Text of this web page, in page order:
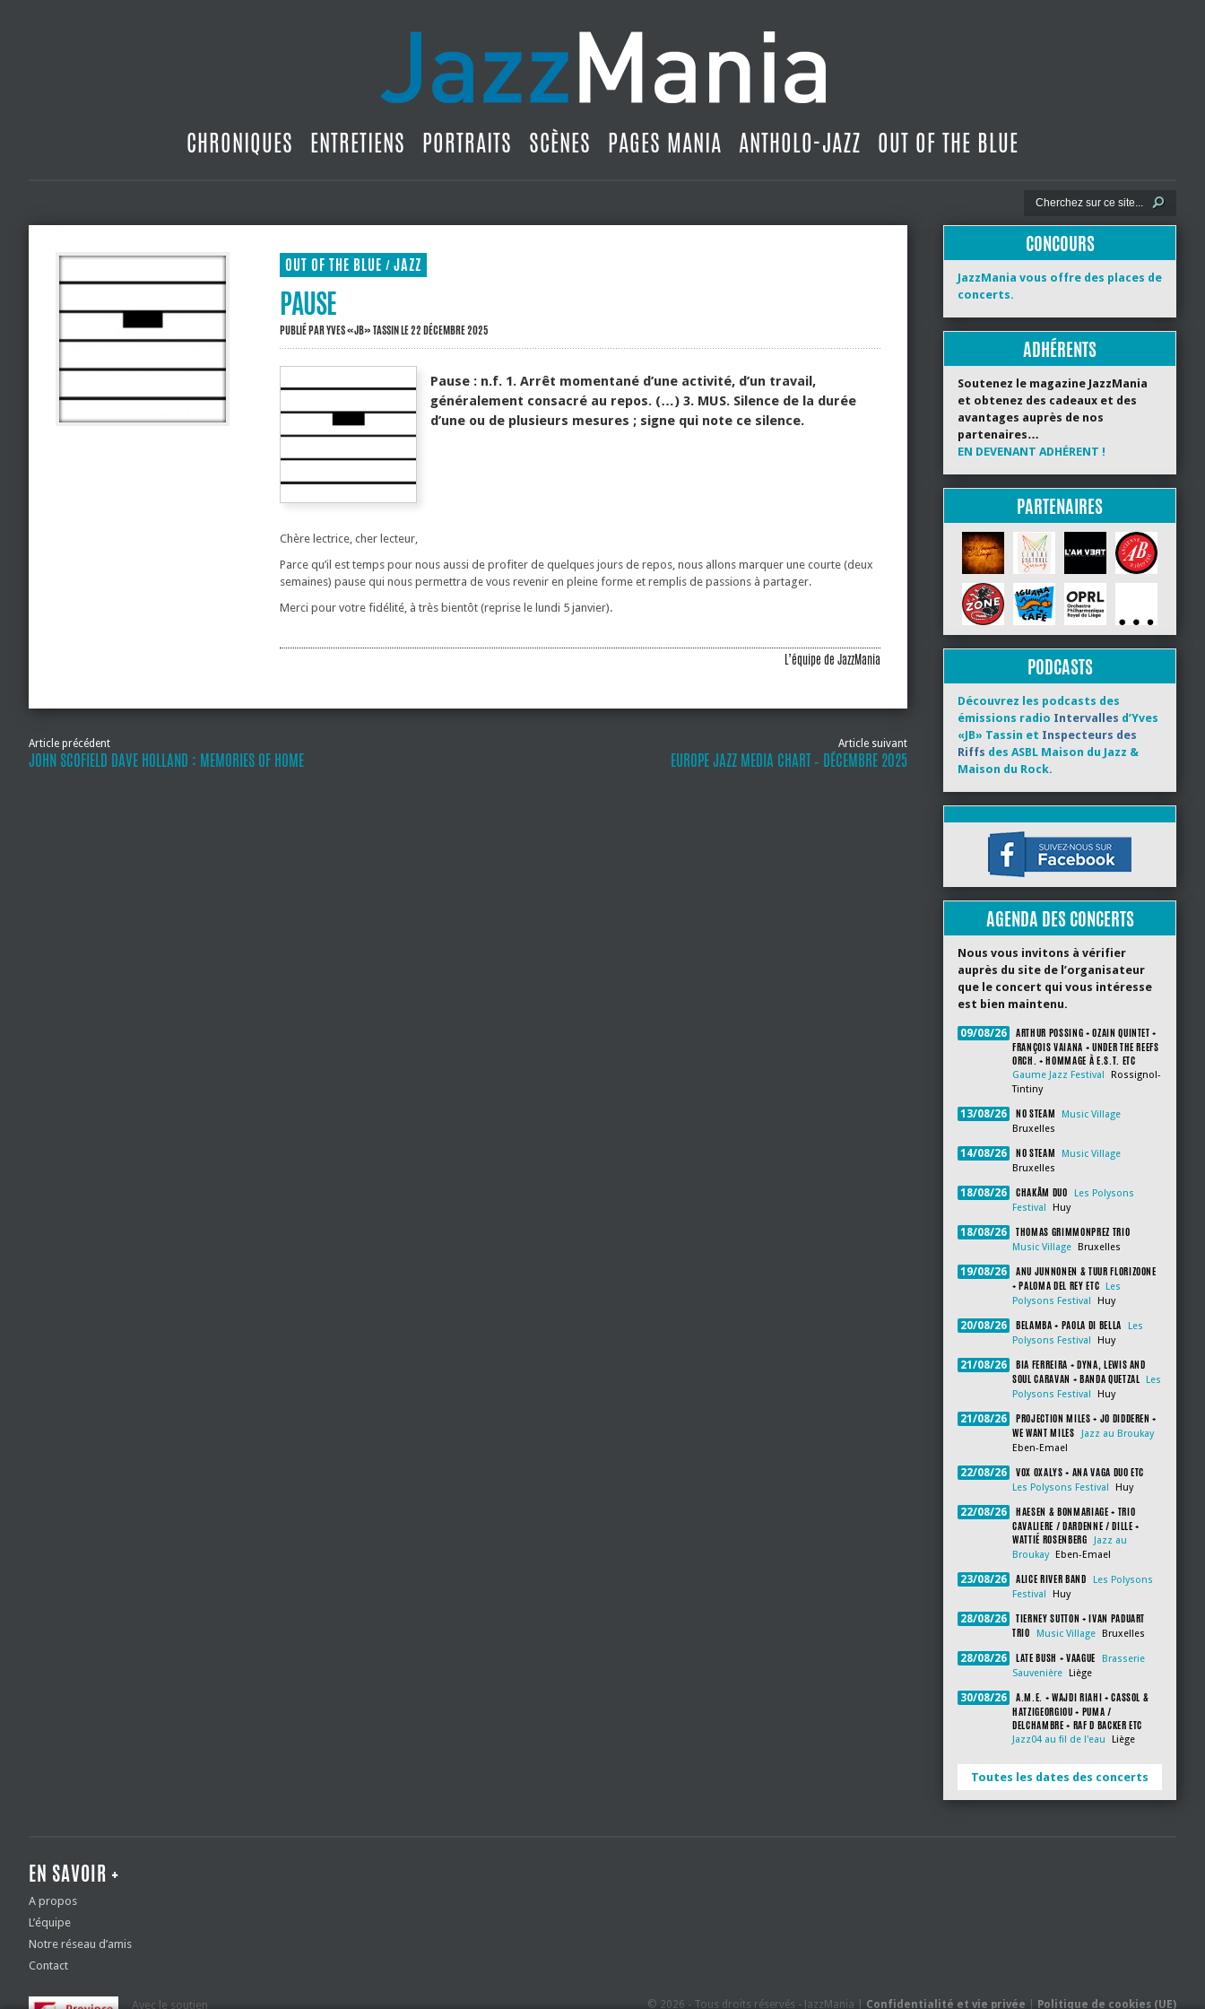
CHRONIQUES ENTRETIENS PORTRAITS SCÈNES PAGES MANIA ANTHOLO-JAZZ OUT OF THE BLUE
OUT OF THE BLUE / JAZZ
PAUSE
PUBLIÉ PARYVES «JB» TASSINLE 22 DÉCEMBRE 2025
Pause : n.f. 1. Arrêt momentané d’une activité, d’un travail,
généralement consacré au repos. (…) 3. MUS. Silence de la durée
d’une ou de plusieurs mesures ; signe qui note ce silence.
Chère lectrice, cher lecteur,
Parce qu’il est temps pour nous aussi de profiter de quelques jours de repos, nous allons marquer une courte (deux
semaines) pause qui nous permettra de vous revenir en pleine forme et remplis de passions à partager.
Merci pour votre fidélité, à très bientôt (reprise le lundi 5 janvier).
L’équipe de JazzMania
Article précédent
JOHN SCOFIELD DAVE HOLLAND : MEMORIES OF HOME
Article suivant
EUROPE JAZZ MEDIA CHART ‐ DÉCEMBRE 2025
CONCOURS
JazzMania vous offre des places de
concerts.
ADHÉRENTS
Soutenez le magazine JazzMania
et obtenez des cadeaux et des
avantages auprès de nos
partenaires…
EN DEVENANT ADHÉRENT !
PARTENAIRES
PODCASTS
Découvrez les podcasts des
émissions radio Intervalles d’Yves
«JB» Tassin et Inspecteurs des
Riffs des ASBL Maison du Jazz &
Maison du Rock.
AGENDA DES CONCERTS
Nous vous invitons à vérifier
auprès du site de l’organisateur
que le concert qui vous intéresse
est bien maintenu.
09/08/26
ARTHUR POSSING + OZAIN QUINTET +
FRANÇOIS VAIANA + UNDER THE REEFS
ORCH. + HOMMAGE À E.S.T. ETC
Gaume Jazz Festival
Rossignol-
Tintiny
13/08/26 NO STEAM
Music Village
Bruxelles
14/08/26 NO STEAM
Music Village
Bruxelles
18/08/26 CHAKÂM DUO
Les Polysons
Festival
Huy
18/08/26 THOMAS GRIMMONPREZ TRIO
Music Village Bruxelles
19/08/26
ANU JUNNONEN & TUUR FLORIZOONE
+ PALOMA DEL REY ETC
Les
Polysons Festival
Huy
20/08/26 BELAMBA + PAOLA DI BELLA
Les
Polysons Festival
Huy
21/08/26
BIA FERREIRA + DYNA, LEWIS AND
SOUL CARAVAN + BANDA QUETZAL
Les
Polysons Festival
Huy
21/08/26
PROJECTION MILES + JO DIDDEREN +
WE WANT MILES
Jazz au Broukay
Eben-Emael
22/08/26 VOX OXALYS + ANA VAGA DUO ETC
Les Polysons Festival Huy
22/08/26
HAESEN & BONMARIAGE + TRIO
CAVALIERE / DARDENNE / DILLE +
WATTIÉ ROSENBERG
Jazz au
Broukay
Eben-Emael
23/08/26 ALICE RIVER BAND
Les Polysons
Festival
Huy
28/08/26
TIERNEY SUTTON + IVAN PADUART
TRIO
Music Village Bruxelles
28/08/26 LATE BUSH + VAAGUE
Brasserie
Sauvenière
Liège
30/08/26
A.M.E. + WAJDI RIAHI + CASSOL &
HATZIGEORGIOU + PUMA /
DELCHAMBRE + RAF D BACKER ETC
Jazz04 au fil de l'eau Liège
Toutes les dates des concerts
EN SAVOIR +
A propos
L’équipe
Notre réseau d’amis
Contact
Avec le soutien © 2026 - Tous droits réservés - JazzMania | Confidentialité et vie privée Politique de cookies (UE)